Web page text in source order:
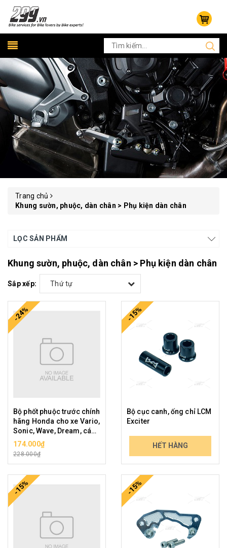
Trang chủ
Khung sườn, phuộc, dàn chân > Phụ kiện dàn chân
LỌC SẢN PHẨM
Khung sườn, phuộc, dàn chân > Phụ kiện dàn chân
Sắp xếp: Thứ tự
-24%
Bộ phốt phuộc trước chính
hãng Honda cho xe Vario,
Sonic, Wave, Dream, các
xe phổ thông cỡ nhỏ
174.000₫
228.000₫
-15%
Bộ cục canh, ống chỉ LCM
Exciter
119.000₫HẾT HÀNG
-15% -15%